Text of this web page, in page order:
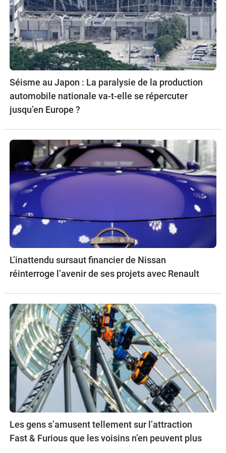
Séisme au Japon : La paralysie de la production
automobile nationale va-t-elle se répercuter
jusqu’en Europe ?
L’inattendu sursaut financier de Nissan
réinterroge l’avenir de ses projets avec Renault
Les gens s’amusent tellement sur l’attraction
Fast & Furious que les voisins n’en peuvent plus